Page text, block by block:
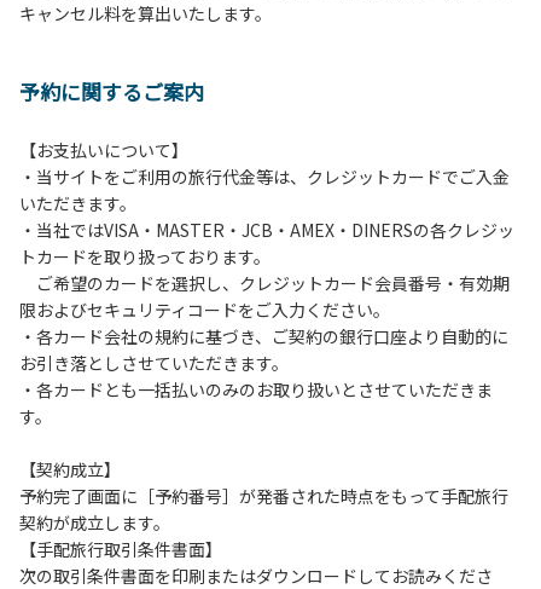
・場内での制限速度は10㎞/h以下です。
用）はお止めください。
自己管理責任とさせていただきます。
キャンセル料を算出いたします。
予約に関するご案内
【お支払いについて】
・当サイトをご利用の旅行代金等は、クレジットカードでご入金
いただきます。
・当社ではVISA・MASTER・JCB・AMEX・DINERSの各クレジッ
トカードを取り扱っております。
ご希望のカードを選択し、クレジットカード会員番号・有効期
限およびセキュリティコードをご入力ください。
・各カード会社の規約に基づき、ご契約の銀行口座より自動的に
お引き落としさせていただきます。
・各カードとも一括払いのみのお取り扱いとさせていただきま
す。
【契約成立】
予約完了画面に［予約番号］が発番された時点をもって手配旅行
契約が成立します。
【手配旅行取引条件書面】
次の取引条件書面を印刷またはダウンロードしてお読みくださ